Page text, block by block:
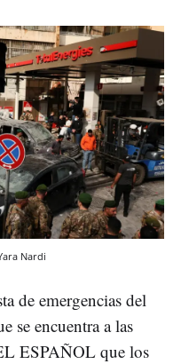
Nardi
de emergencias del
se encuentra a las
ESPAÑOL que los